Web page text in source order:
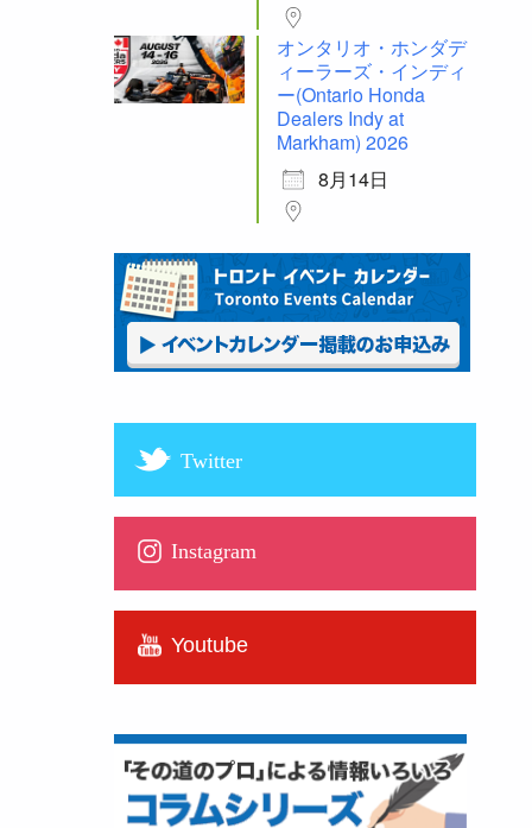
オンタリオ・ホンダデ
ィーラーズ・インディ
ー(Ontario Honda
Dealers Indy at
Markham) 2026
8月14日
Twitter
Instagram
Youtube